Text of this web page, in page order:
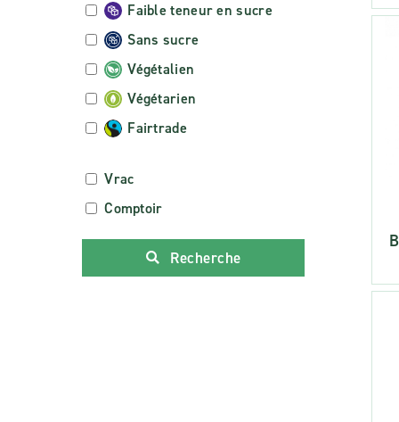
Faible teneur en sucre
Sans sucre
Végétalien
Végétarien
Fairtrade
Vrac
Comptoir
Recherche